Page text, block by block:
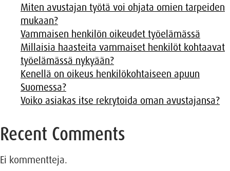
Miten avustajan työtä voi ohjata omien tarpeiden
mukaan?
Vammaisen henkilön oikeudet työelämässä
Millaisia haasteita vammaiset henkilöt kohtaavat
työelämässä nykyään?
Kenellä on oikeus henkilökohtaiseen apuun
Suomessa?
Voiko asiakas itse rekrytoida oman avustajansa?
Recent Comments
Ei kommentteja.